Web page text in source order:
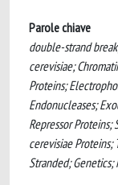
Parole chiave
double-strand
cerevisiae;
Proteins;
Endonucleases;
Repressor Proteins;
cerevisiae Proteins;
Stranded;